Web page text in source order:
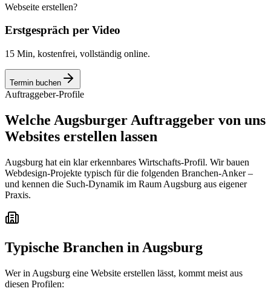
Webseite erstellen?
Erstgespräch per Video
15 Min, kostenfrei, vollständig online.
Termin buchen
Auftraggeber-Profile
Welche Augsburger Auftraggeber von uns
Websites erstellen lassen
Augsburg hat ein klar erkennbares Wirtschafts-Profil. Wir bauen
Webdesign-Projekte typisch für die folgenden Branchen-Anker –
und kennen die Such-Dynamik im Raum Augsburg aus eigener
Praxis.
Typische Branchen in Augsburg
Wer in Augsburg eine Website erstellen lässt, kommt meist aus
diesen Profilen: